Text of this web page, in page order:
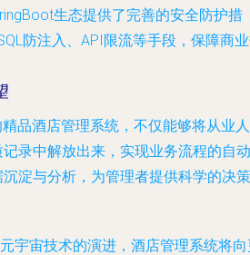
生态提供了完善的安全防护措
防注入、API限流等手段，保障商
品酒店管理系统，不仅能够将从业人
录中解放出来，实现业务流程的自动
淀与分析，为管理者提供科学的决策
宇宙技术的演进，酒店管理系统将